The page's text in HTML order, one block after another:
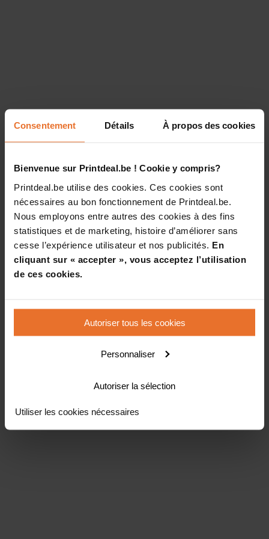
Consentement Détails À propos des cookies
Bienvenue sur Printdeal.be ! Cookie y compris?
Printdeal.be utilise des cookies. Ces cookies sont
nécessaires au bon fonctionnement de Printdeal.be.
Nous employons entre autres des cookies à des fins
statistiques et de marketing, histoire d’améliorer sans
cesse l’expérience utilisateur et nos publicités. En
cliquant sur « accepter », vous acceptez l’utilisation
de ces cookies.
Autoriser tous les cookies
Personnaliser
Autoriser la sélection
Utiliser les cookies nécessaires